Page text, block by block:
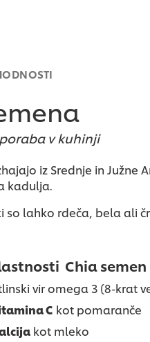
v kuhinji
iz Srednje in Južne
kadulja.
so lahko rdeča, bela ali
Chia semen
vir omega 3 (8-krat
C kot pomaranče
kot mleko